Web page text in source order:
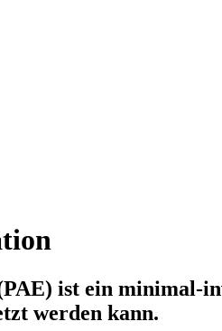
ist ein minimal-
werden kann.